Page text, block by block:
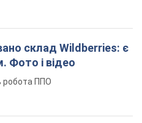
склад Wildberries: є
Фото і відео
робота ППО